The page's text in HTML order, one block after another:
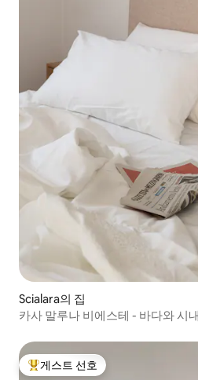
Scialara의 집
카사 말루나 비에스테 - 바다와 시
상위 게스트 선호
게스트 선호